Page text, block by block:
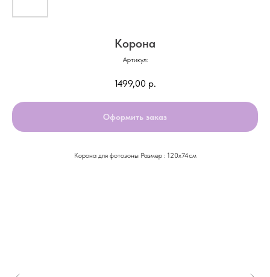
Корона
Артикул:
1499,00 р.
Оформить заказ
Корона для фотозоны Размер : 120х74см